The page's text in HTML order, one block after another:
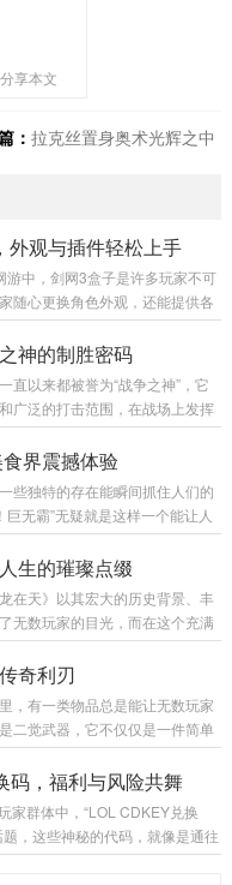
享本文
： 拉克丝置身奥术光辉之中
外观与插件轻松上手
中，剑网3盒子是许多玩家不可
随心更换角色外观，还能提供各
体验,下面就为大家详细介绍剑网
你需要前往剑网3盒子的官方
3盒子”，认准官方标识的网站进
目的“下载”按钮，点击后选择适
载完成后，找到安装包文件，双
性能...
神的制胜密码
直以来都被誉为“战争之神”，它
广泛的打击范围，在战场上发挥
能，则是让这尊“战争之神”真正
能涵盖了多个方面，从最基础的
一个环节都决定着火炮在战场上
能是火炮技能的基石，一名合格
炮的装填、瞄准和发射等基本操
和准确性...
界震撼体验
些独特的存在能瞬间抓住人们的
无霸”无疑就是这样一个能让人
！巨无霸”，单是这个名字就
、震撼，而“巨无霸”则明确了
出现在人们的视野中时，那种视
美食小山般，让人忍不住脱口而
！巨无霸”拥有令人咋舌的尺
生的璀璨点缀
在天》以其宏大的历史背景、丰
无数玩家的目光，而在这个充满
龙在天饰品宛如一颗颗璀璨的明
别样的光彩。 御龙在天饰品不仅
份的象征，从最初级的简单饰品
承载着玩家的心血与努力，当玩
或许只能提供一些微不足道的属
而又充满魅力的...
奇利刃
，有一类物品总是能让无数玩家
二觉武器，它不仅仅是一件简单
程中的荣耀象征,是实力的具象化
色的二次觉醒而出现，当玩家历
定阶段，解锁二次觉醒的那一
一般，在游戏的迷雾中逐渐露出
角色进入了一个全新的境界,拥有
码，福利与风险共舞
家群体中，“LOL CDKEY兑换
，这些神秘的代码，就像是通往
无数玩家去追寻和探索。 CDKE